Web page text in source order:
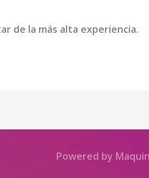
de la más alta experiencia.
Powered by